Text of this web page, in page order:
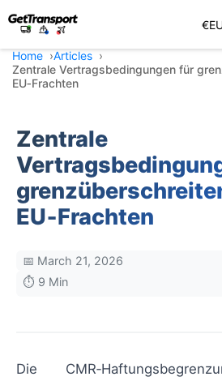
€
Home
Articles
Zentrale Vertragsbedingungen für
EU‑Frachten
Zentrale
EU‑Frachten
📅 March 21, 2026
⏱️ 9 Min
Die